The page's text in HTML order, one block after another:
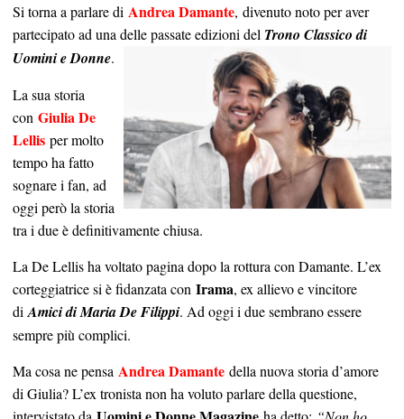
Si torna a parlare di Andrea Damante, divenuto noto per aver
partecipato ad una delle passate edizioni del Trono Classico di
Uomini e Donne.
La sua storia
con Giulia De
Lellis per molto
tempo ha fatto
sognare i fan, ad
oggi però la storia
tra i due è definitivamente chiusa.
La De Lellis ha voltato pagina dopo la rottura con Damante. L’ex
corteggiatrice si è fidanzata con Irama, ex allievo e vincitore
diAmici di Maria De Filippi. Ad oggi i due sembrano essere
sempre più complici.
Ma cosa ne pensa Andrea Damante della nuova storia d’amore
di Giulia? L’ex tronista non ha voluto parlare della questione,